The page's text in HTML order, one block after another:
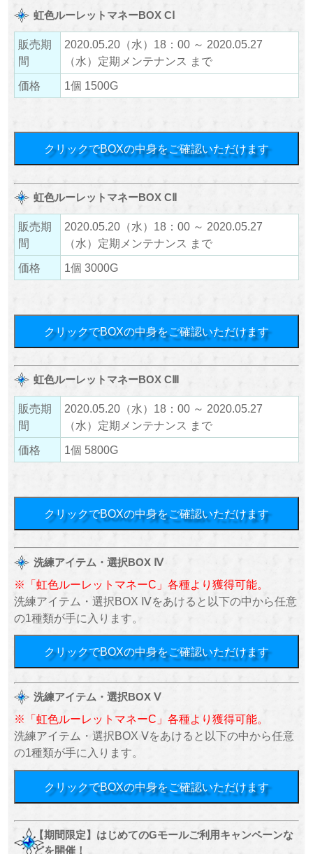
虹色ルーレットマネーBOX CⅠ
販売期
間
2020.05.20（水）18：00 ～ 2020.05.27
（水）定期メンテナンス まで
価格
1個 1500G
クリックでBOXの中身をご確認いただけます
虹色ルーレットマネーBOX CⅡ
販売期
間
2020.05.20（水）18：00 ～ 2020.05.27
（水）定期メンテナンス まで
価格
1個 3000G
クリックでBOXの中身をご確認いただけます
虹色ルーレットマネーBOX CⅢ
販売期
間
2020.05.20（水）18：00 ～ 2020.05.27
（水）定期メンテナンス まで
価格
1個 5800G
クリックでBOXの中身をご確認いただけます
洗練アイテム・選択BOX Ⅳ
※「虹色ルーレットマネーC」各種より獲得可能。
洗練アイテム・選択BOX Ⅳをあけると以下の中から任意
の1種類が手に入ります。
クリックでBOXの中身をご確認いただけます
洗練アイテム・選択BOX Ⅴ
※「虹色ルーレットマネーC」各種より獲得可能。
洗練アイテム・選択BOX Ⅴをあけると以下の中から任意
の1種類が手に入ります。
クリックでBOXの中身をご確認いただけます
【期間限定】はじめてのGモールご利用キャンペーンな
どを開催！